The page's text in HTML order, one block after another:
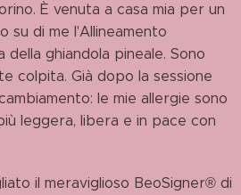
È venuta a casa mia per un
di me l'Allineamento
ghiandola pineale. Sono
colpita. Già dopo la sessione
le mie allergie sono
leggera, libera e in pace con
il meraviglioso BeoSigner® di